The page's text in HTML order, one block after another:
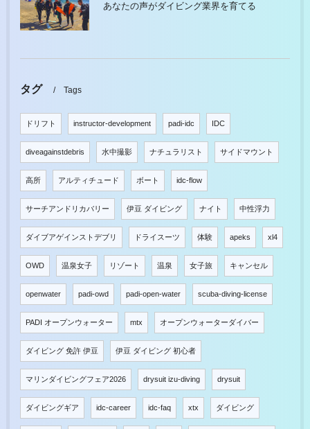
あなたの声がダイビング業界を育てる
タグ Tags
ドリフト instructor-development padi-idc IDC
diveagainstdebris 水中撮影 ナチュラリスト サイドマウント
高所 アルティチュード ボート idc-flow
サーチアンドリカバリー 伊豆 ダイビング ナイト 中性浮力
ダイブアゲインストデブリ ドライスーツ 体験 apeks xl4
OWD 温泉女子 リゾート 温泉 女子旅 キャンセル
openwater padi-owd padi-open-water scuba-diving-license
PADI オープンウォーター mtx オープンウォーターダイバー
ダイビング 免許 伊豆 伊豆 ダイビング 初心者
マリンダイビングフェア2026 drysuit izu-diving drysuit
ダイビングギア idc-career idc-faq xtx ダイビング